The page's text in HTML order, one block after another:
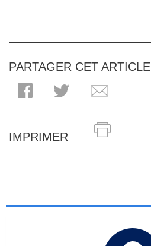
PARTAGER CET ARTICLE
IMPRIMER